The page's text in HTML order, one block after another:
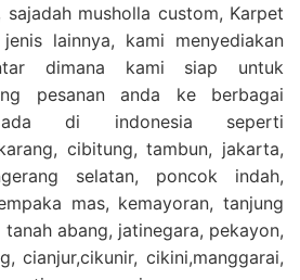
musholla custom, Karpet
lainnya, kami menyediakan
dimana kami siap untuk
pesanan anda ke berbagai
di indonesia seperti
cibitung, tambun, jakarta,
selatan, poncok indah,
mas, kemayoran, tanjung
abang, jatinegara, pekayon,
cianjur,cikunir, cikini,manggarai,